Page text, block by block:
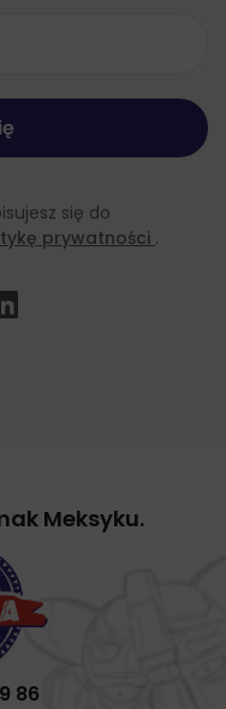
się do
prywatności .
Meksyku.
86